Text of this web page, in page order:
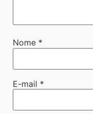
Nome *
E-mail *